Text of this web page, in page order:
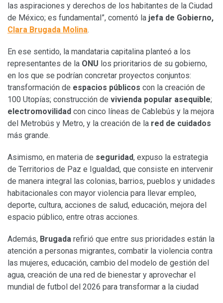
las aspiraciones y derechos de los habitantes de la Ciudad
de México; es fundamental”, comentó la jefa de Gobierno,
Clara Brugada Molina.
En ese sentido, la mandataria capitalina planteó a los
representantes de la ONU los prioritarios de su gobierno,
en los que se podrían concretar proyectos conjuntos:
transformación de espacios públicos con la creación de
100 Utopías; construcción de vivienda popular asequible;
electromovilidad con cinco líneas de Cablebús y la mejora
del Metrobús y Metro, y la creación de la red de cuidados
más grande.
Asimismo, en materia de seguridad, expuso la estrategia
de Territorios de Paz e Igualdad, que consiste en intervenir
de manera integral las colonias, barrios, pueblos y unidades
habitacionales con mayor violencia para llevar empleo,
deporte, cultura, acciones de salud, educación, mejora del
espacio público, entre otras acciones.
Además, Brugada refirió que entre sus prioridades están la
atención a personas migrantes, combatir la violencia contra
las mujeres, educación, cambio del modelo de gestión del
agua, creación de una red de bienestar y aprovechar el
mundial de futbol del 2026 para transformar a la ciudad